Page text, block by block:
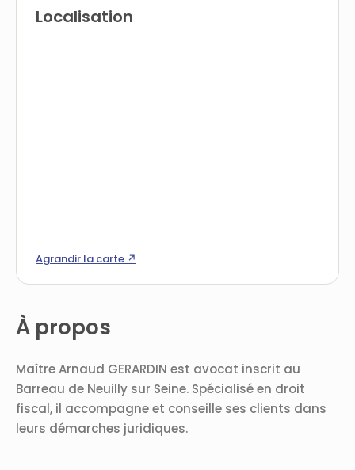
À propos
Maître Arnaud GERARDIN est avocat inscrit au
Barreau de Neuilly sur Seine. Spécialisé en droit
fiscal, il accompagne et conseille ses clients dans
leurs démarches juridiques.
Localisation
Agrandir la carte ↗